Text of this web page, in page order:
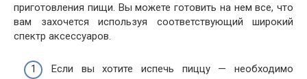
приготовления пищи. Вы можете готовить на нем все, что
вам захочется используя соответствующий широкий
спектр аксессуаров.
Если вы хотите испечь пиццу — необходимо